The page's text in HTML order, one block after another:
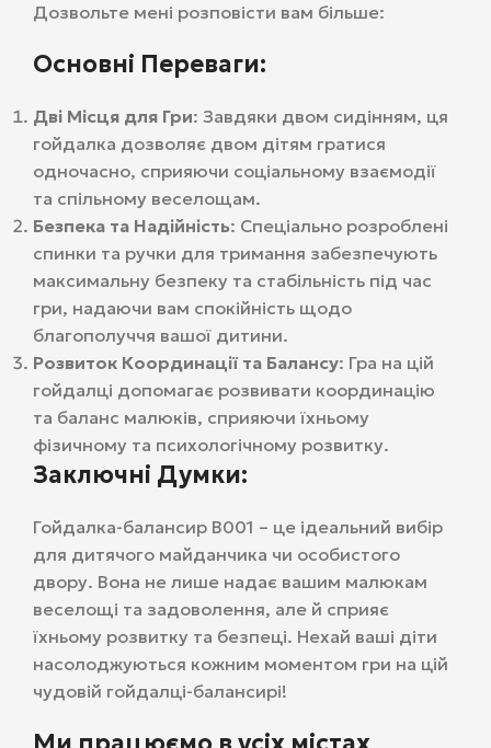
Дозвольте мені розповісти вам більше:
Основні Переваги:
Дві Місця для Гри: Завдяки двом сидінням, ця
гойдалка дозволяє двом дітям гратися
одночасно, сприяючи соціальному взаємодії
та спільному веселощам.
Безпека та Надійність: Спеціально розроблені
спинки та ручки для тримання забезпечують
максимальну безпеку та стабільність під час
гри, надаючи вам спокійність щодо
благополуччя вашої дитини.
Розвиток Координації та Балансу: Гра на цій
гойдалці допомагає розвивати координацію
та баланс малюків, сприяючи їхньому
фізичному та психологічному розвитку.
Заключні Думки:
Гойдалка-балансир В001 – це ідеальний вибір
для дитячого майданчика чи особистого
двору. Вона не лише надає вашим малюкам
веселощі та задоволення, але й сприяє
їхньому розвитку та безпеці. Нехай ваші діти
насолоджуються кожним моментом гри на цій
чудовій гойдалці-балансирі!